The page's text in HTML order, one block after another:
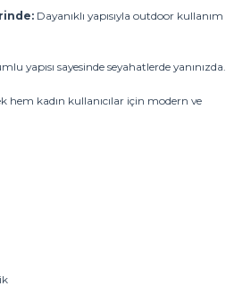
Dayanıklı yapısıyla outdoor kullanım
yapısı sayesinde seyahatlerde yanınızda.
hem kadın kullanıcılar için modern ve